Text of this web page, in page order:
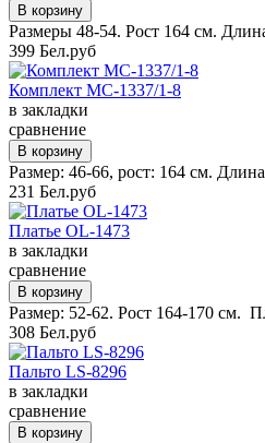
Размеры 48-54. Рост 164 см.
399 Бел.руб
Комплект MC-1337/1-8
в закладки
сравнение
Размер: 46-66, рост: 164 см.
231 Бел.руб
Платье OL-1473
в закладки
сравнение
Размер: 52-62. Рост 164-170 см.
308 Бел.руб
Пальто LS-8296
в закладки
сравнение